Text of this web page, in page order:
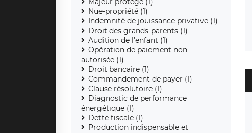
Nue-propriété (1)
Indemnité de jouissance privative (1)
Droit des grands-parents (1)
Audition de l’enfant (1)
Opération de paiement non
autorisée (1)
Droit bancaire (1)
Commandement de payer (1)
Clause résolutoire (1)
Diagnostic de performance
énergétique (1)
Dette fiscale (1)
Production indispensable et